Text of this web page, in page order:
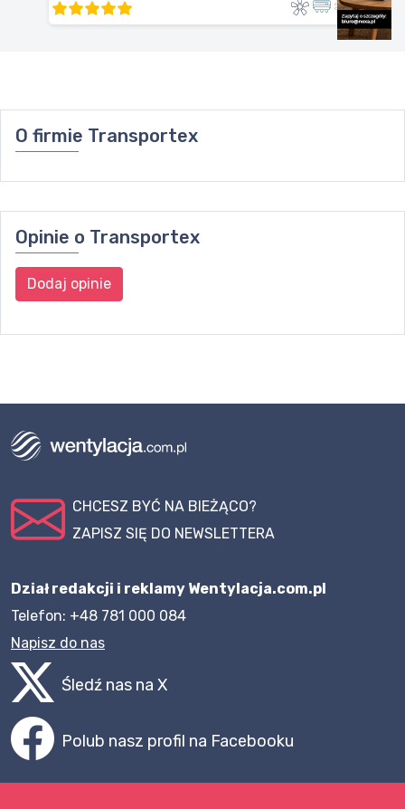
O firmie Transportex
Opinie o Transportex
Dodaj opinie
CHCESZ BYĆ NA BIEŻĄCO?
ZAPISZ SIĘ DO NEWSLETTERA
Dział redakcji i reklamy Wentylacja.com.pl
Telefon: +48 781 000 084
Napisz do nas
Śledź nas na X
Polub nasz profil na Facebooku